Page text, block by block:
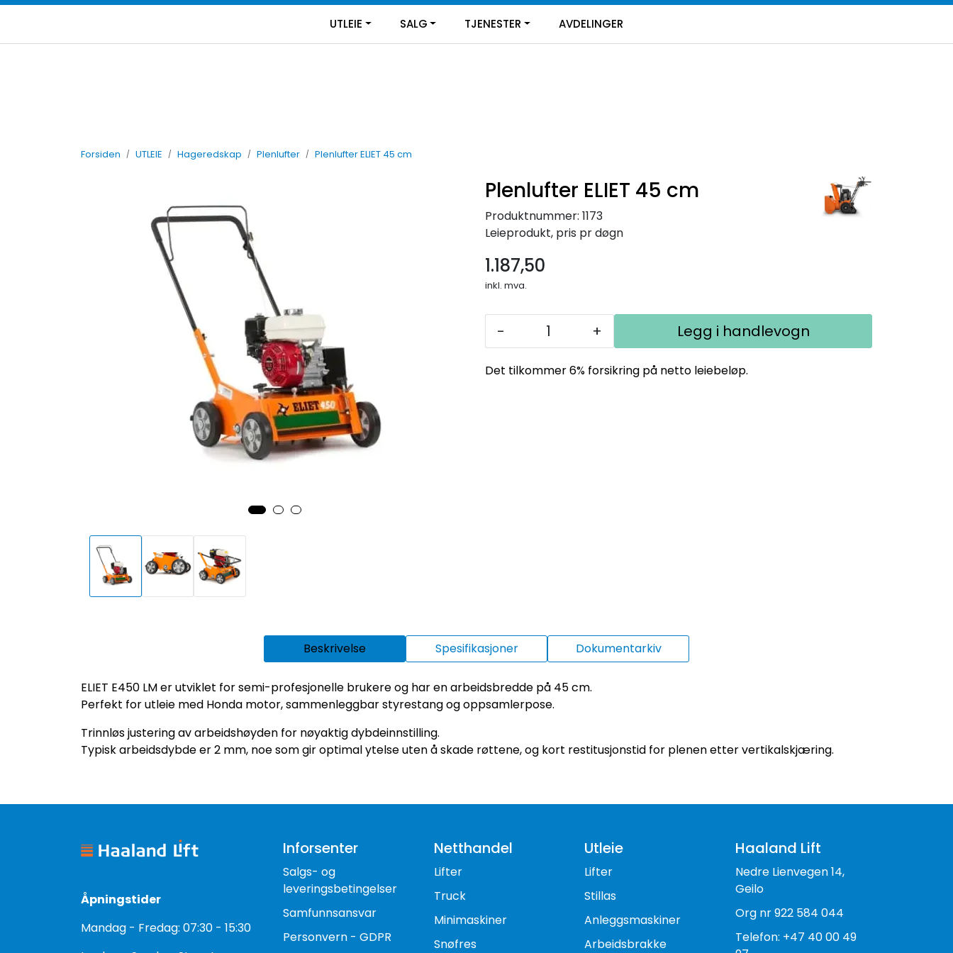
Skip to main content
UTLEIE SALG TJENESTER AVDELINGER
Forsiden UTLEIE Hageredskap Plenlufter Plenlufter ELIET 45 cm
Plenlufter ELIET 45 cm
Produktnummer: 1173
Leieprodukt, pris pr døgn
1.187,50
inkl. mva.
- + Legg i handlevogn
Det tilkommer 6% forsikring på netto leiebeløp.
Beskrivelse Spesifikasjoner Dokumentarkiv
ELIET E450 LM er utviklet for semi-profesjonelle brukere og har en arbeidsbredde på 45 cm.
Perfekt for utleie med Honda motor, sammenleggbar styrestang og oppsamlerpose.
Trinnløs justering av arbeidshøyden for nøyaktig dybdeinnstilling.
Typisk arbeidsdybde er 2 mm, noe som gir optimal ytelse uten å skade røttene, og kort restitusjonstid for plenen etter vertikalskjæring.
Inforsenter
Salgs- og
leveringsbetingelser
Samfunnsansvar
Personvern - GDPR
Netthandel
Lifter
Truck
Minimaskiner
Snøfres
Utleie
Lifter
Stillas
Anleggsmaskiner
Arbeidsbrakke
Haaland Lift
Nedre Lienvegen 14,
Geilo
Org nr 922 584 044
Telefon: +47 40 00 49
Åpningstider
Mandag - Fredag: 07:30 - 15:30